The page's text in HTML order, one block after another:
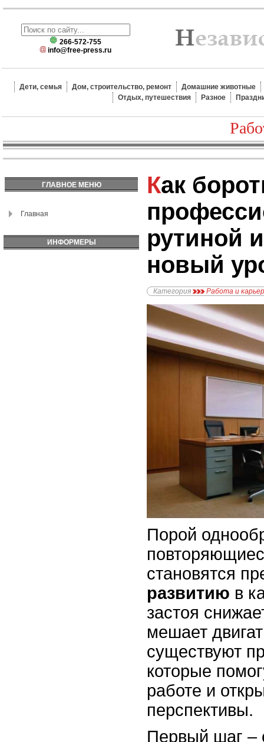
266-572-755
info@free-press.ru
Дети, семья Дом, строительство, ремонт
Домашние животные
Отдых, путешествия
Разное
ГЛАВНОЕ МЕНЮ
Главная
ИНФОРМЕРЫ
Как бороться с
рутиной
новый
Категория Работа и
Порой
становятся
развитию в
застоя
мешает
существуют
которые
работе и
перспективы.
Первый шаг –